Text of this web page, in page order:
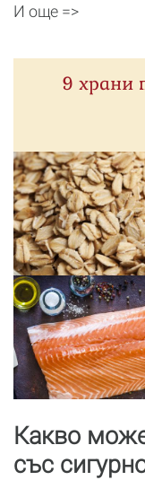
И още =>
9 храни
Какво
със